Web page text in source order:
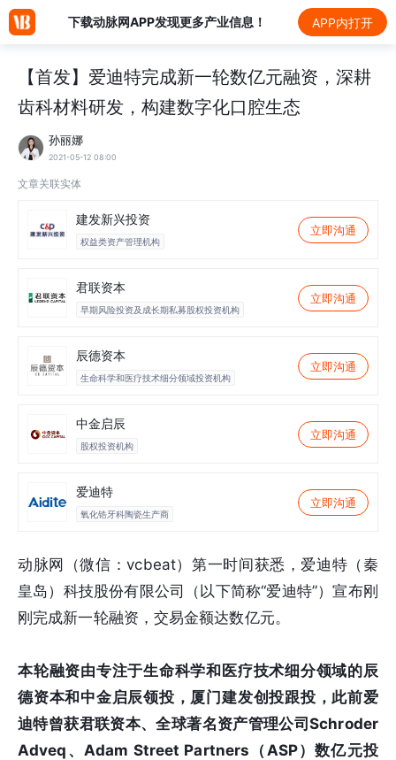
下载动脉网APP发现更多产业信息！ APP内打开
【首发】爱迪特完成新一轮数亿元融资，深耕
齿科材料研发，构建数字化口腔生态
孙丽娜
2021-05-12 08:00
文章关联实体
建发新兴投资
权益类资产管理机构
立即沟通
君联资本
早期风险投资及成长期私募股权投资机构
立即沟通
辰德资本
生命科学和医疗技术细分领域投资机构
立即沟通
中金启辰
股权投资机构
立即沟通
爱迪特
氧化锆牙科陶瓷生产商
立即沟通
动脉网（微信：vcbeat）第一时间获悉，爱迪特（秦
皇岛）科技股份有限公司（以下简称“爱迪特”）宣布刚
刚完成新一轮融资，交易金额达数亿元。
本轮融资由专注于生命科学和医疗技术细分领域的辰
德资本和中金启辰领投，厦门建发创投跟投 ，此前爱
迪特曾获君联资本、全球著名资产管理公司Schroder
Adveq、Adam Street Partners（ASP）数亿元投